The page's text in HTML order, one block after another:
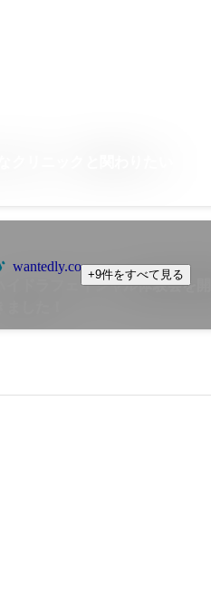
wantedly.com
ハイドラフェイシャル体験会を
+9件をすべて見る